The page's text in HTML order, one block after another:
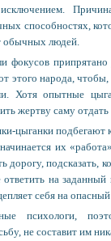
способностях,
обычных людей.
фокусов
этого народа, чтобы,
Хотя опытные
жертву саму
цыганки
их
дорогу,
на
себя на
психологи,
не составит им